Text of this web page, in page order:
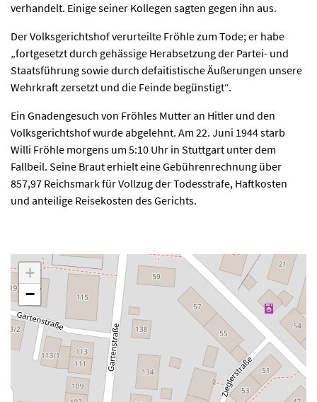
verhandelt. Einige seiner Kollegen sagten gegen ihn aus.
Der Volksgerichtshof verurteilte Fröhle zum Tode; er habe
„fortgesetzt durch gehässige Herabsetzung der Partei- und
Staatsführung sowie durch defaitistische Äußerungen unsere
Wehrkraft zersetzt und die Feinde begünstigt“.
Ein Gnadengesuch von Fröhles Mutter an Hitler und den
Volksgerichtshof wurde abgelehnt. Am 22. Juni 1944 starb
Willi Fröhle morgens um 5:10 Uhr in Stuttgart unter dem
Fallbeil. Seine Braut erhielt eine Gebührenrechnung über
857,97 Reichsmark für Vollzug der Todesstrafe, Haftkosten
und anteilige Reisekosten des Gerichts.
+
−